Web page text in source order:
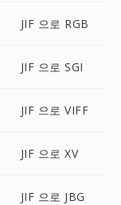
JIF 으로 RGB
JIF 으로 SGI
JIF 으로 VIFF
JIF 으로 XV
JIF 으로 JBG